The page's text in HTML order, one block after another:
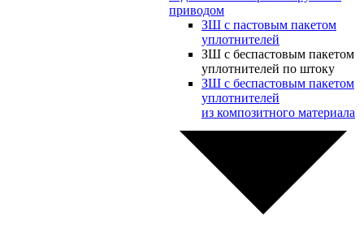
приводом
ЗШ с пастовым пакетом
уплотнителей
ЗШ с беспастовым пакетом
уплотнителей по штоку
ЗШ с беспастовым пакетом
уплотнителей
из композитного материала